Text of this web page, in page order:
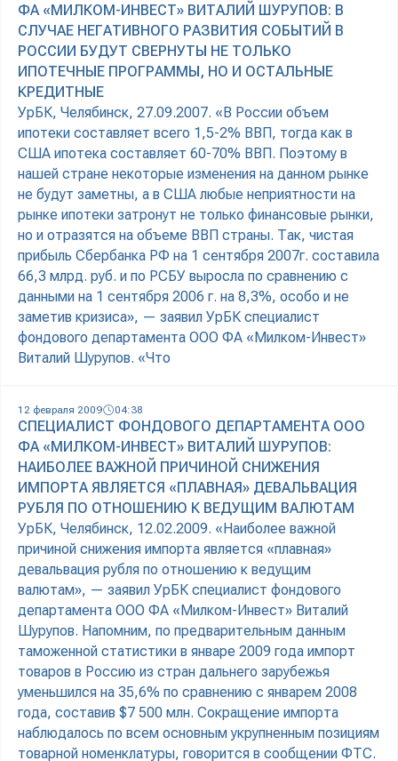
ФА «МИЛКОМ-ИНВЕСТ» ВИТАЛИЙ ШУРУПОВ: В
СЛУЧАЕ НЕГАТИВНОГО РАЗВИТИЯ СОБЫТИЙ В
РОССИИ БУДУТ СВЕРНУТЫ НЕ ТОЛЬКО
ИПОТЕЧНЫЕ ПРОГРАММЫ, НО И ОСТАЛЬНЫЕ
КРЕДИТНЫЕ
УрБК, Челябинск, 27.09.2007. «В России объем
ипотеки составляет всего 1,5-2% ВВП, тогда как в
США ипотека составляет 60-70% ВВП. Поэтому в
нашей стране некоторые изменения на данном рынке
не будут заметны, а в США любые неприятности на
рынке ипотеки затронут не только финансовые рынки,
но и отразятся на объеме ВВП страны. Так, чистая
прибыль Сбербанка РФ на 1 сентября 2007г. составила
66,3 млрд. руб. и по РСБУ выросла по сравнению с
данными на 1 сентября 2006 г. на 8,3%, особо и не
заметив кризиса», — заявил УрБК специалист
фондового департамента ООО ФА «Милком-Инвест»
Виталий Шурупов. «Что
12 февраля 2009 04:38
СПЕЦИАЛИСТ ФОНДОВОГО ДЕПАРТАМЕНТА ООО
ФА «МИЛКОМ-ИНВЕСТ» ВИТАЛИЙ ШУРУПОВ:
НАИБОЛЕЕ ВАЖНОЙ ПРИЧИНОЙ СНИЖЕНИЯ
ИМПОРТА ЯВЛЯЕТСЯ «ПЛАВНАЯ» ДЕВАЛЬВАЦИЯ
РУБЛЯ ПО ОТНОШЕНИЮ К ВЕДУЩИМ ВАЛЮТАМ
УрБК, Челябинск, 12.02.2009. «Наиболее важной
причиной снижения импорта является «плавная»
девальвация рубля по отношению к ведущим
валютам», — заявил УрБК специалист фондового
департамента ООО ФА «Милком-Инвест» Виталий
Шурупов. Напомним, по предварительным данным
таможенной статистики в январе 2009 года импорт
товаров в Россию из стран дальнего зарубежья
уменьшился на 35,6% по сравнению с январем 2008
года, составив $7 500 млн. Сокращение импорта
наблюдалось по всем основным укрупненным позициям
товарной номенклатуры, говорится в сообщении ФТС.